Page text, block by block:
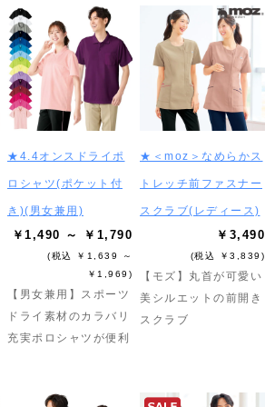
★4.4オンスドライポ
ロシャツ(ポケット付
き)(男女兼用)
￥1,490 ～ ￥1,790
(税込 ￥1,639 ～
￥1,969)
【男女兼用】スポーツ
ドライ素材のカラバリ
充実ポロシャツが便利
★＜moz＞なめらかス
トレッチ前ファスナー
スクラブ(レディース)
￥3,490
(税込 ￥3,839)
【モズ】丸首が可愛い
美シルエットの前開き
スクラブ